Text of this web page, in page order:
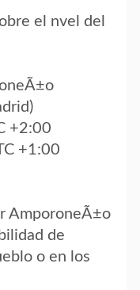
el nvel del
+2:00
+1:00
AmporoneÃ±o
de
o en los